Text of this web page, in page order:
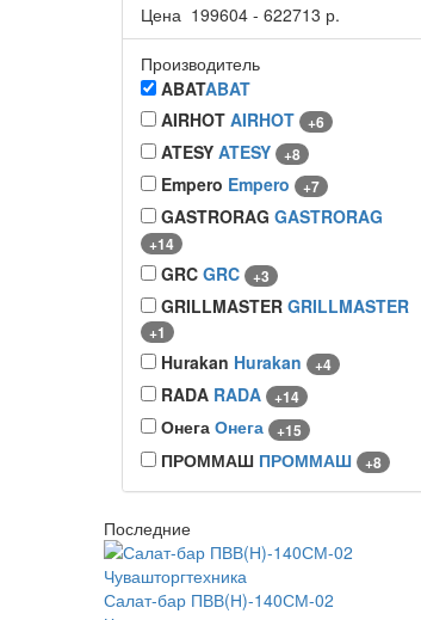
Цена 199604 - 622713 р.
Производитель
ABATABAT
AIRHOT AIRHOT +6
ATESY ATESY +8
Empero Empero +7
GASTRORAG GASTRORAG
+14
GRC GRC +3
GRILLMASTER GRILLMASTER
+1
Hurakan Hurakan +4
RADA RADA +14
Онега Онега +15
ПРОММАШ ПРОММАШ +8
Последние
Салат-бар ПВВ(Н)-140СМ-02